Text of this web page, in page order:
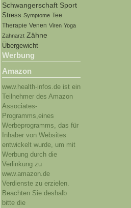
Schwangerschaft Sport
Stress Symptome Tee
Therapie Venen Viren Yoga
Zahnarzt Zähne
Übergewicht
Werbung
Amazon
www.health-infos.de ist ein
Teilnehmer des Amazon
Associates-
Programms,eines
Werbeprogramms, das für
Inhaber von Websites
entwickelt wurde, um mit
Werbung durch die
Verlinkung zu
www.amazon.de
Verdienste zu erzielen.
Beachten Sie deshalb
bitte die